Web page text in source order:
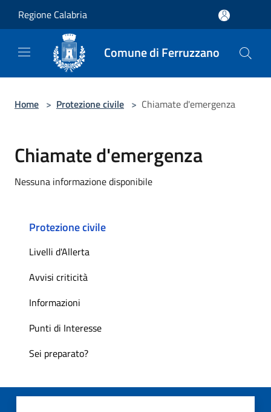
Regione Calabria
Comune di Ferruzzano
Home > Protezione civile > Chiamate d'emergenza
Chiamate d'emergenza
Nessuna informazione disponibile
Protezione civile
Livelli d'Allerta
Avvisi criticità
Informazioni
Punti di Interesse
Sei preparato?